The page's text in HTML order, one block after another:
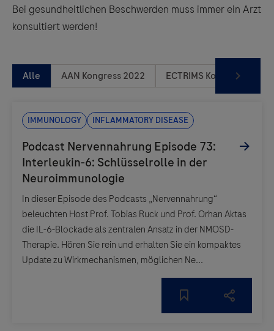
Bei gesundheitlichen Beschwerden muss immer ein Arzt
konsultiert werden!